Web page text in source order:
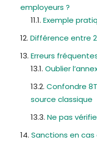
employeurs ?
Exemple
Différence entre
Erreurs
Oublier
Confondre
source classique
Ne pas
Sanctions en cas